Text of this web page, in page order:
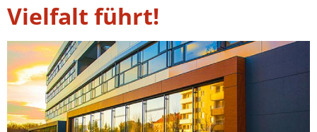
Vielfalt führt!